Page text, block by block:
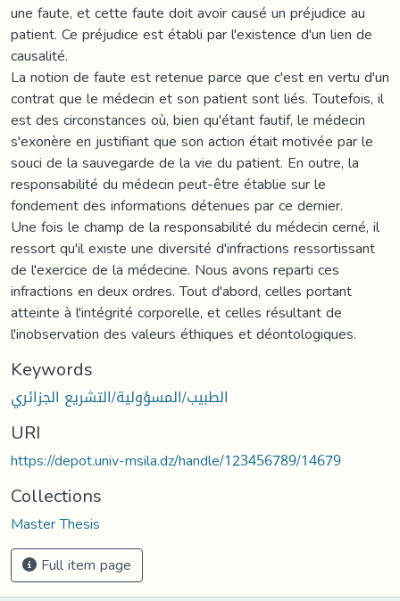
une faute, et cette faute doit avoir causé un préjudice au
patient. Ce préjudice est établi par l'existence d'un lien de
causalité.
La notion de faute est retenue parce que c'est en vertu d'un
contrat que le médecin et son patient sont liés. Toutefois, il
est des circonstances où, bien qu'étant fautif, le médecin
s'exonère en justifiant que son action était motivée par le
souci de la sauvegarde de la vie du patient. En outre, la
responsabilité du médecin peut-être établie sur le
fondement des informations détenues par ce dernier.
Une fois le champ de la responsabilité du médecin cerné, il
ressort qu'il existe une diversité d'infractions ressortissant
de l'exercice de la médecine. Nous avons reparti ces
infractions en deux ordres. Tout d'abord, celles portant
atteinte à l'intégrité corporelle, et celles résultant de
l'inobservation des valeurs éthiques et déontologiques.
Keywords
الطبيب/المسؤولية/التشريع الجزائري
URI
https://depot.univ-msila.dz/handle/123456789/14679
Collections
Master Thesis
Full item page